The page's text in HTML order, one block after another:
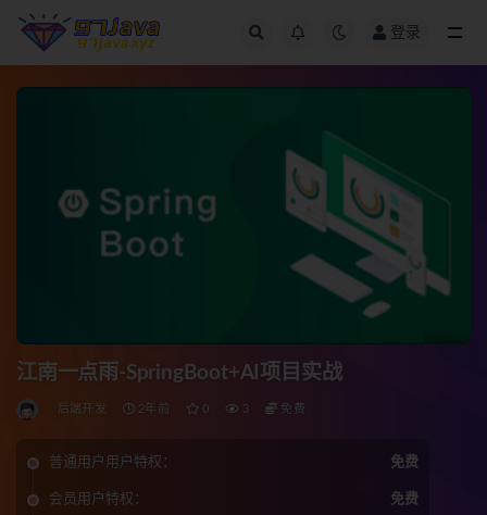
登录
江南一点雨-SpringBoot+AI项目实战
后端开发 2年前 0 3 免费
普通用户用户特权： 免费
会员用户特权： 免费